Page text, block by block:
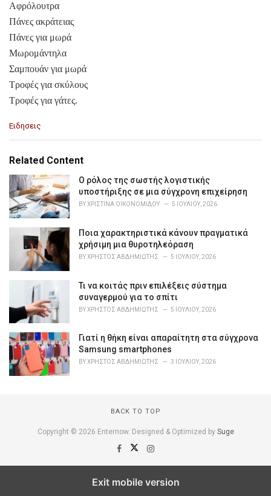
Αφρόλουτρα
Πάνες ακράτειας
Πάνες για μωρά
Μωρομάντηλα
Σαμπουάν για μωρά
Τροφές για σκύλους
Τροφές για γάτες.
C
e
o
r
e
Ειδησεις
Related Content
Ο ρόλος της σωστής λογιστικής
υποστήριξης σε μια σύγχρονη επιχείρηση
BYΧΡΙΣΤΊΝΑ ΟΙΚΟΝΟΜΊΔΟΥ 5 ΙΟΥΛΊΟΥ, 2026
Ποια χαρακτηριστικά κάνουν πραγματικά
χρήσιμη μια θυροτηλεόραση
BYΧΡΉΣΤΟΣ ΑΒΔΗΜΙΏΤΗΣ 5 ΙΟΥΛΊΟΥ, 2026
Τι να κοιτάς πριν επιλέξεις σύστημα
συναγερμού για το σπίτι
BYΧΡΉΣΤΟΣ ΑΒΔΗΜΙΏΤΗΣ 5 ΙΟΥΛΊΟΥ, 2026
Γιατί η θήκη είναι απαραίτητη στα σύγχρονα
Samsung smartphones
BYΧΡΉΣΤΟΣ ΑΒΔΗΜΙΏΤΗΣ 3 ΙΟΥΛΊΟΥ, 2026
BACK TO TOP
Copyright © 2026 Enternow. Designed & Optimized by Suge
Exit mobile version